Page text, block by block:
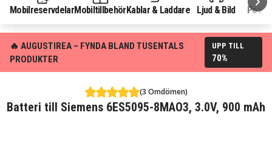
MobilreservdelarMobiltillbehör Kablar & Laddare Ljud & Bild
🔥 AUGUSTIREA – FYNDA BLAND TUSENTALS
PRODUKTER
UPP TILL
70%
(3 Omdömen)
Batteri till Siemens 6ES5095-8MAO3, 3.0V, 900 mAh